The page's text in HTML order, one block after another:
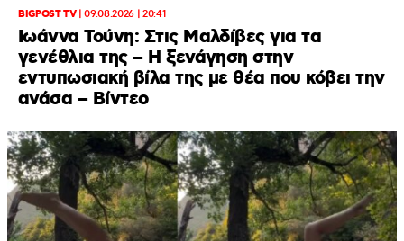
BIGPOST TV|09.08.2026 | 20:41
Ιωάννα Τούνη: Στις Μαλδίβες για τα
γενέθλια της – H ξενάγηση στην
εντυπωσιακή βίλα της με θέα που κόβει την
ανάσα – Βίντεο